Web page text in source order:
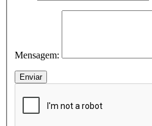
Mensagem: